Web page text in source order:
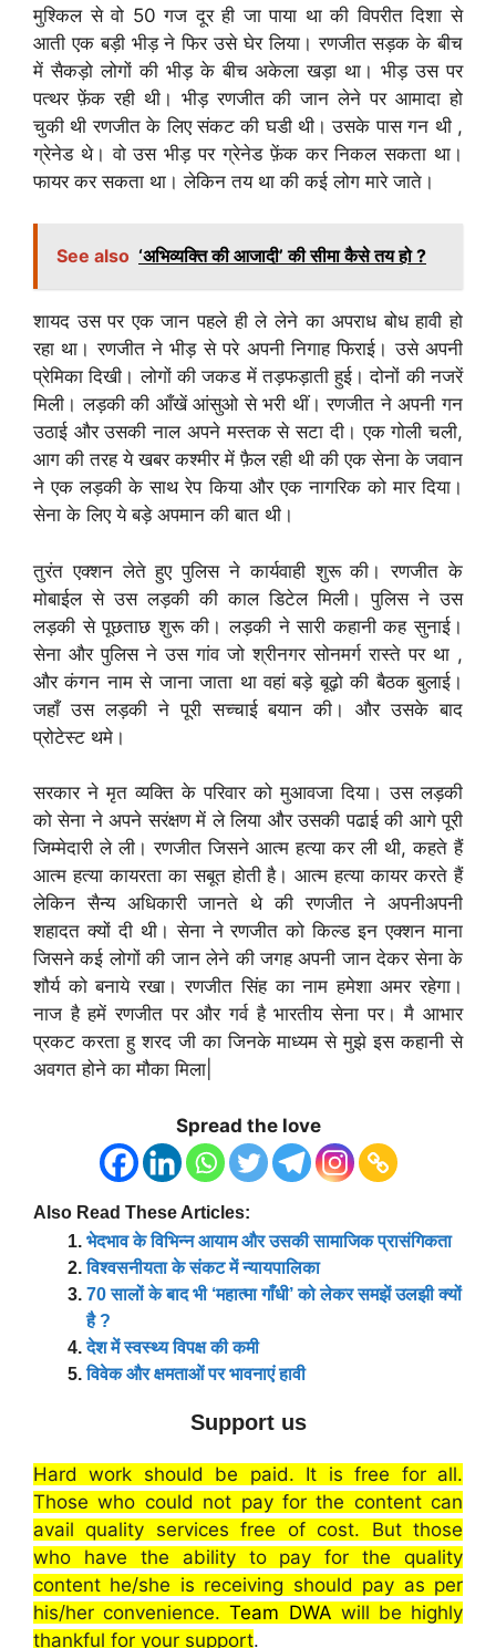
मुश्किल से वो 50 गज दूर ही जा पाया था की विपरीत दिशा से
आती एक बड़ी भीड़ ने फिर उसे घेर लिया। रणजीत सड़क के बीच
में सैकड़ो लोगों की भीड़ के बीच अकेला खड़ा था। भीड़ उस पर
पत्थर फ़ेंक रही थी। भीड़ रणजीत की जान लेने पर आमादा हो
चुकी थी रणजीत के लिए संकट की घडी थी। उसके पास गन थी ,
ग्रेनेड थे। वो उस भीड़ पर ग्रेनेड फ़ेंक कर निकल सकता था।
फायर कर सकता था। लेकिन तय था की कई लोग मारे जाते।
See also ‘अभिव्यक्ति की आजादी’ की सीमा कैसे तय हो ?
शायद उस पर एक जान पहले ही ले लेने का अपराध बोध हावी हो
रहा था। रणजीत ने भीड़ से परे अपनी निगाह फिराई। उसे अपनी
प्रेमिका दिखी। लोगों की जकड में तड़फड़ाती हुई। दोनों की नजरें
मिली। लड़की की आँखें आंसुओ से भरी थीं। रणजीत ने अपनी गन
उठाई और उसकी नाल अपने मस्तक से सटा दी। एक गोली चली,
आग की तरह ये खबर कश्मीर में फ़ैल रही थी की एक सेना के जवान
ने एक लड़की के साथ रेप किया और एक नागरिक को मार दिया।
सेना के लिए ये बड़े अपमान की बात थी।
तुरंत एक्शन लेते हुए पुलिस ने कार्यवाही शुरू की। रणजीत के
मोबाईल से उस लड़की की काल डिटेल मिली। पुलिस ने उस
लड़की से पूछताछ शुरू की। लड़की ने सारी कहानी कह सुनाई।
सेना और पुलिस ने उस गांव जो श्रीनगर सोनमर्ग रास्ते पर था ,
और कंगन नाम से जाना जाता था वहां बड़े बूढ़ो की बैठक बुलाई।
जहाँ उस लड़की ने पूरी सच्चाई बयान की। और उसके बाद
प्रोटेस्ट थमे।
सरकार ने मृत व्यक्ति के परिवार को मुआवजा दिया। उस लड़की
को सेना ने अपने सरंक्षण में ले लिया और उसकी पढाई की आगे पूरी
जिम्मेदारी ले ली। रणजीत जिसने आत्म हत्या कर ली थी, कहते हैं
आत्म हत्या कायरता का सबूत होती है। आत्म हत्या कायर करते हैं
लेकिन सैन्य अधिकारी जानते थे की रणजीत ने अपनीअपनी
शहादत क्यों दी थी। सेना ने रणजीत को किल्ड इन एक्शन माना
जिसने कई लोगों की जान लेने की जगह अपनी जान देकर सेना के
शौर्य को बनाये रखा। रणजीत सिंह का नाम हमेशा अमर रहेगा।
नाज है हमें रणजीत पर और गर्व है भारतीय सेना पर। मै आभार
प्रकट करता हु शरद जी का जिनके माध्यम से मुझे इस कहानी से
अवगत होने का मौका मिला|
Spread the love
Also Read These Articles:
भेदभाव के विभिन्न आयाम और उसकी सामाजिक प्रासंगिकता
विश्वसनीयता के संकट में न्यायपालिका
70 सालों के बाद भी ‘महात्मा गाँधी’ को लेकर समझें उलझी क्यों
है ?
देश में स्वस्थ्य विपक्ष की कमी
विवेक और क्षमताओं पर भावनाएं हावी
Support us
Hard work should be paid. It is free for all.
Those who could not pay for the content can
avail quality services free of cost. But those
who have the ability to pay for the quality
content he/she is receiving should pay as per
his/her convenience.Team DWA will be highly
thankful for your support.